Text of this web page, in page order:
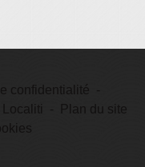
confidentialité
Plan du site